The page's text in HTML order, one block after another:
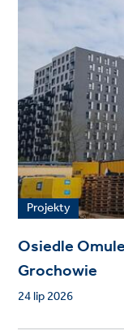
Projekty
Osiedle
Grochowie
24 lip 2026